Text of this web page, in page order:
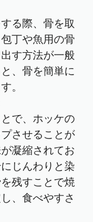
る際、骨を取
丁や魚用の骨
す方法が一般
、骨を簡単に
。
で、ホッケの
させることが
凝縮されてお
じんわりと染
残すことで焼
、食べやすさ